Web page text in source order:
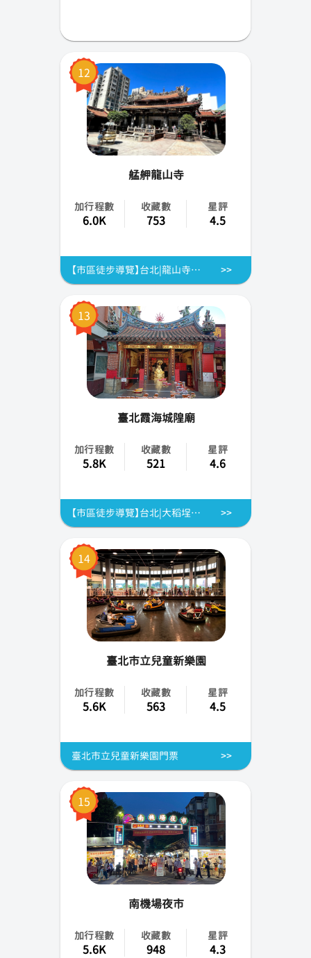
12
艋舺龍山寺
加行程數
6.0K
收藏數
753
星評
4.5
【市區徒步導覽】台北|龍山寺文化之旅|龍山寺.青草巷.剝皮寮歷史街區
13
臺北霞海城隍廟
加行程數
5.8K
收藏數
521
星評
4.6
【市區徒步導覽】台北|大稻埕懷舊之旅|霞海城隍廟.迪化街.大稻埕碼頭貨櫃市集
14
臺北市立兒童新樂園
加行程數
5.6K
收藏數
563
星評
4.5
臺北市立兒童新樂園門票
15
南機場夜市
加行程數
5.6K
收藏數
948
星評
4.3